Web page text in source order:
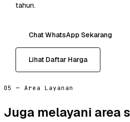
tahun.
Chat WhatsApp Sekarang
Lihat Daftar Harga
05 — Area Layanan
Juga melayani area